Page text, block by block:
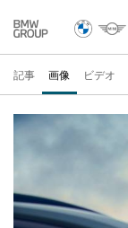
記事 画像 ビデオ